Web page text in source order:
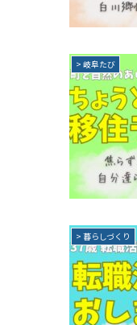
> 岐阜たび
> 暮らしづくり